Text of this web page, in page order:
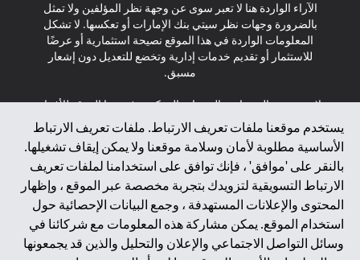
يستخدم موقعنا ملفات تعريف الارتباط. ملفات تعريف الارتباط
الأساسية مطلوبة لأمان وسلامة موقعنا ولا يمكن إيقاف تشغيلها.
بالنقر على 'موافق' ، فإنك توافق على استخدامنا لملفات تعريف
الارتباط التسويقية لتزويدك بتجربة مخصصة عبر الموقع ، وإظهار
المحتوى والإعلانات المستهدفة ، وجمع البيانات الإحصائية حول
استخدام الموقع. يمكن مشاركة هذه المعلومات مع شركائنا في
وسائل التواصل الاجتماعي والإعلان والتحليل والذين قد يجمعونها
الآراء الواردة هنا لا تعبر سوى عن وجهة نظر المؤلفين ولا تمثل
بالضرورة وجهات نظر سيتي بنك الإمارات أو تعكسها. لا تشكل
المعلومات الواردة في هذا الموقع نصيحة استثمارية أو عرضًا
للاستثمار أو تقديم خدمات إدارية وتخضع للتعديل دون إشعار
مسبق.
لا يتم تقديم المنتجات والخدمات المذكورة في هذا الموقع للأفراد
المقيمين في الاتحاد الأوروبي أو المنطقة الاقتصادية الأوروبية أو
سويسرا أو غيرنسي أو جيرسي أو موناكو أو سان مارينو أو
الفاتيكان أو جزيرة مان أو المملكة المتحدة أو خصوصية البيانات
(لائحة حماية البيانات العامة \ قانون حماية البيانات الشخصية
العامة \ قانون خصوصية نيوزيلندا). المحتوى الموجود في هذه
الصفحة ليس ولا ينبغي تفسيره على أنه عرض أو دعوة أو دعوة
لشراء أو بيع أي من المنتجات والخدمات المذكورة هنا لمثل هؤلاء
الأفراد.